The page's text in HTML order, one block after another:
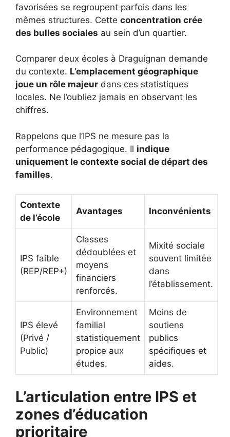
favorisées se regroupent parfois dans les
mêmes structures. Cette concentration crée
des bulles sociales au sein d’un quartier.
Comparer deux écoles à Draguignan demande
du contexte. L’emplacement géographique
joue un rôle majeur dans ces statistiques
locales. Ne l’oubliez jamais en observant les
chiffres.
Rappelons que l’IPS ne mesure pas la
performance pédagogique. Il indique
uniquement le contexte social de départ des
familles.
Contexte
de l’école
Avantages Inconvénients
IPS faible
(REP/REP+)
Classes
dédoublées et
moyens
financiers
renforcés.
Mixité sociale
souvent limitée
dans
l’établissement.
IPS élevé
(Privé /
Public)
Environnement
familial
statistiquement
propice aux
études.
Moins de
soutiens
publics
spécifiques et
aides.
L’articulation entre IPS et
zones d’éducation
prioritaire